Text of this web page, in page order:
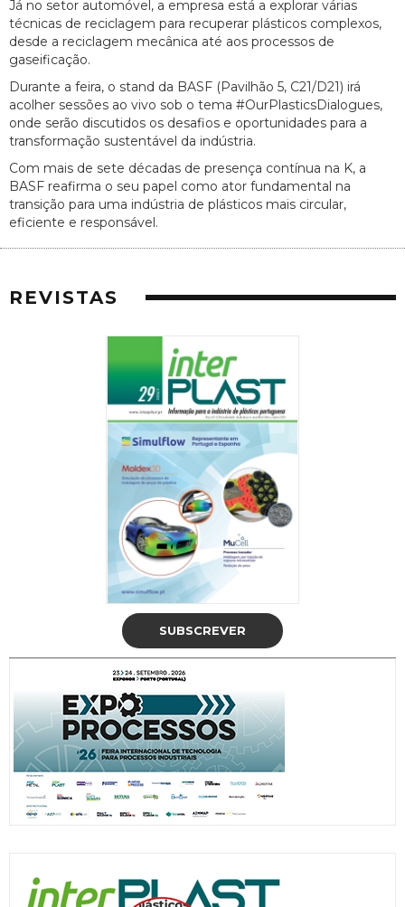
Já no setor automóvel, a empresa está a explorar várias
técnicas de reciclagem para recuperar plásticos complexos,
desde a reciclagem mecânica até aos processos de
gaseificação.
Durante a feira, o stand da BASF (Pavilhão 5, C21/D21) irá
acolher sessões ao vivo sob o tema #OurPlasticsDialogues,
onde serão discutidos os desafios e oportunidades para a
transformação sustentável da indústria.
Com mais de sete décadas de presença contínua na K, a
BASF reafirma o seu papel como ator fundamental na
transição para uma indústria de plásticos mais circular,
eficiente e responsável.
REVISTAS
SUBSCREVER